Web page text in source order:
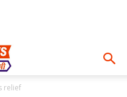
relief